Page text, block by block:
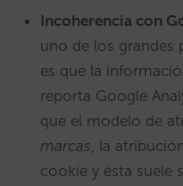
Incoherencia con
uno de los grandes
es que la
reporta Google
que el modelo de
marcas, la
cookie y ésta suele